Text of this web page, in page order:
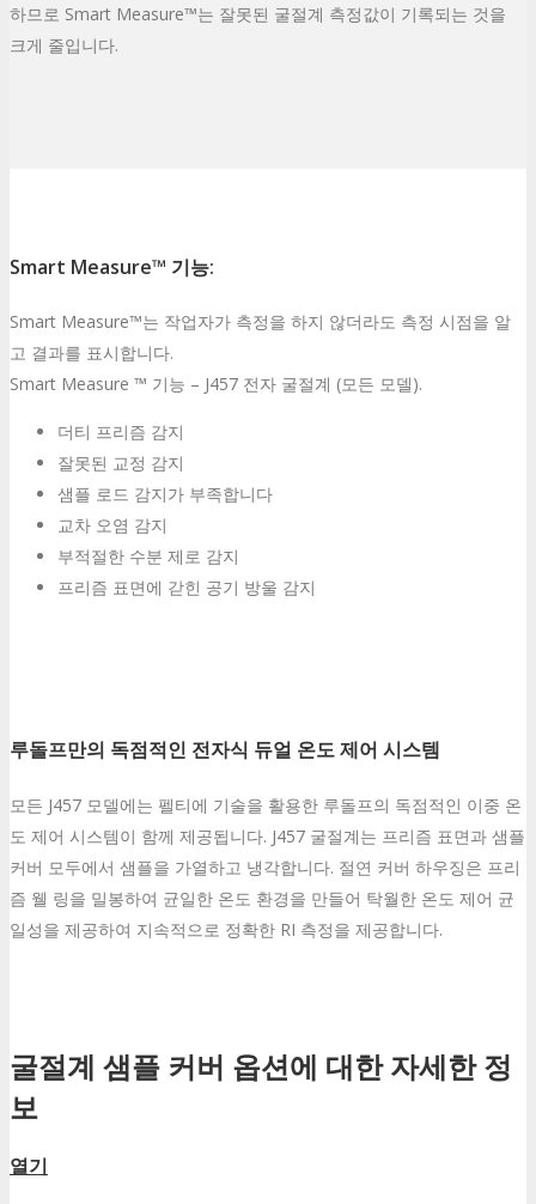
하므로 Smart Measure™는 잘못된 굴절계 측정값이 기록되는 것을
크게 줄입니다.
Smart Measure™ 기능:
Smart Measure™는 작업자가 측정을 하지 않더라도 측정 시점을 알
고 결과를 표시합니다.
Smart Measure ™ 기능 – J457 전자 굴절계 (모든 모델).
더티 프리즘 감지
잘못된 교정 감지
샘플 로드 감지가 부족합니다
교차 오염 감지
부적절한 수분 제로 감지
프리즘 표면에 갇힌 공기 방울 감지
루돌프만의 독점적인 전자식 듀얼 온도 제어 시스템
모든 J457 모델에는 펠티에 기술을 활용한 루돌프의 독점적인 이중 온
도 제어 시스템이 함께 제공됩니다. J457 굴절계는 프리즘 표면과 샘플
커버 모두에서 샘플을 가열하고 냉각합니다. 절연 커버 하우징은 프리
즘 웰 링을 밀봉하여 균일한 온도 환경을 만들어 탁월한 온도 제어 균
일성을 제공하여 지속적으로 정확한 RI 측정을 제공합니다.
굴절계 샘플 커버 옵션에 대한 자세한 정
보
열기